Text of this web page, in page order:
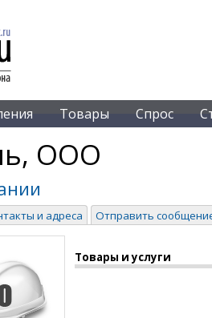
Товары Спрос
ООО
и адреса Отправить
Товары и услуги